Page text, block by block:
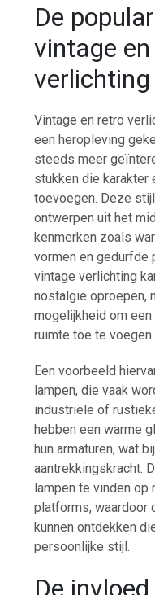
De
vintage
verlichting
Vintage en retro
een heropleving
steeds meer
stukken die karakter
toevoegen. Deze
ontwerpen uit het
kenmerken zoals
vormen en gedurfde
vintage verlichting
nostalgie oproepen,
mogelijkheid om
ruimte toe te voegen.
Een voorbeeld
lampen, die vaak
industriële of
hebben een warme
hun armaturen, wat
aantrekkingskracht.
lampen te vinden op
platforms, waardoor
kunnen ontdekken
persoonlijke stijl.
De